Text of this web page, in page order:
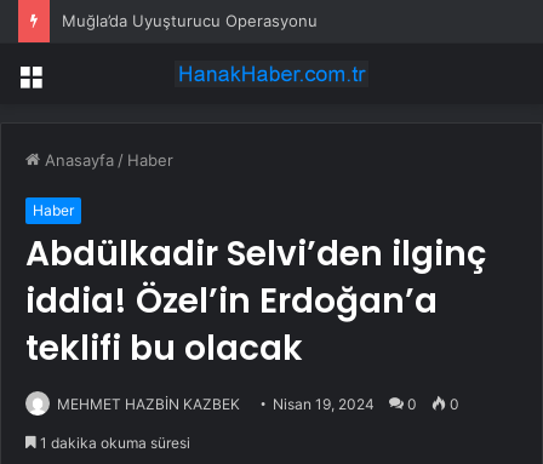
Muğla’da Uyuşturucu Operasyonu
Menü
Anasayfa / Haber
Haber
Abdülkadir Selvi’den ilginç
iddia! Özel’in Erdoğan’a
teklifi bu olacak
MEHMET HAZBİN KAZBEK Nisan 19, 2024 0 0
1 dakika okuma süresi